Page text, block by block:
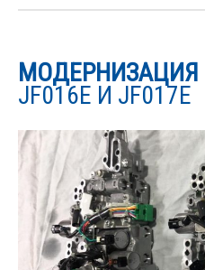
МОДЕРНИЗАЦИЯ
JF016E И JF017E